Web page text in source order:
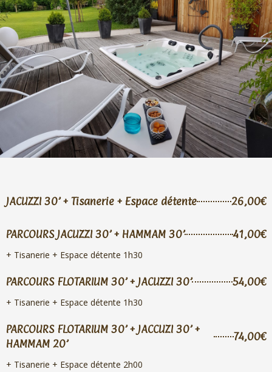
JACUZZI 30’ + Tisanerie + Espace détente 26,00€
PARCOURS JACUZZI 30’ + HAMMAM 30’ 41,00€
+ Tisanerie + Espace détente 1h30
PARCOURS FLOTARIUM 30’ + JACUZZI 30’ 54,00€
+ Tisanerie + Espace détente 1h30
PARCOURS FLOTARIUM 30’ + JACCUZI 30’ +
HAMMAM 20’
74,00€
+ Tisanerie + Espace détente 2h00